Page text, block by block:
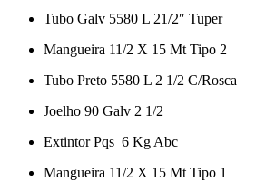
Tubo Galv 5580 L 21/2″ Tuper
Mangueira 11/2 X 15 Mt Tipo 2
Tubo Preto 5580 L 2 1/2 C/Rosca
Joelho 90 Galv 2 1/2
Extintor Pqs 6 Kg Abc
Mangueira 11/2 X 15 Mt Tipo 1